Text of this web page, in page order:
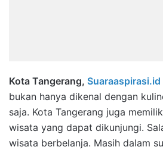
Kota Tangerang, Suaraaspirasi.id
bukan hanya dikenal dengan
saja. Kota Tangerang juga
wisata yang dapat dikunjungi.
wisata berbelanja. Masih dalam